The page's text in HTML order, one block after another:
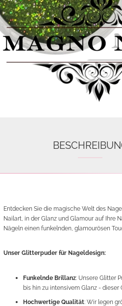
/ Aquarell
Entdecken Sie die magische Welt des
Nailart, in der Glanz und Glamour auf Ihre
Nägeln einen funkelnden, glamourösen
Unser Glitterpuder für Nageldesign:
Funkelnde Brillanz: Unsere Glitter
bis hin zu intensivem Glanz -
Hochwertige Qualität: Wir legen